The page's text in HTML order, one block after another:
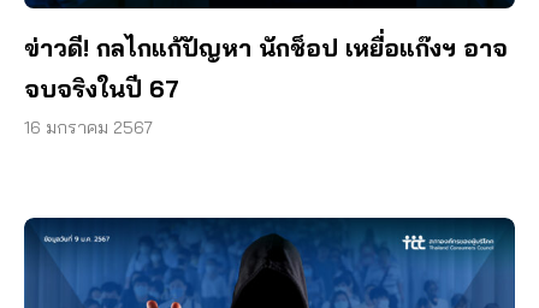
ข่าวดี! กลไกแก้ปัญหา นักช็อป เหยื่อแก๊งฯ อาจ
จบจริงในปี 67
16 มกราคม 2567